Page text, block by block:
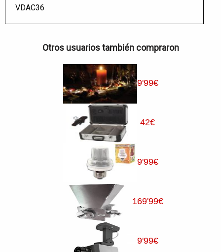
VDAC36
Otros usuarios también compraron
9'99€
42€
9'99€
169'99€
9'99€